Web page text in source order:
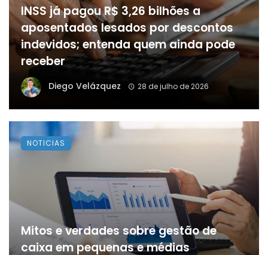
INSS já pagou R$ 3,26 bilhões a
aposentados lesados por descontos
indevidos; entenda quem ainda pode
receber
Diego Velázquez 28 de julho de 2026
Mitos e verdades sobre gestão de
caixa em pequenas e médias
NOTICIAS